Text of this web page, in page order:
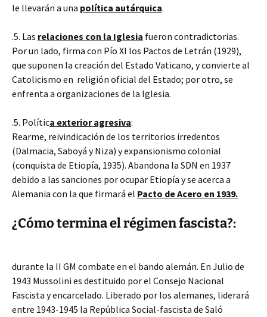
le llevarán a una política autárquica.
.5. Las relaciones con la Iglesia fueron contradictorias.
Por un lado, firma con Pío XI los Pactos de Letrán (1929),
que suponen la creación del Estado Vaticano, y convierte al
Catolicismo en religión oficial del Estado; por otro, se
enfrenta a organizaciones de la Iglesia.
.5. Política exterior agresiva:
Rearme, reivindicación de los territorios irredentos
(Dalmacia, Saboyá y Niza) y expansionismo colonial
(conquista de Etiopía, 1935). Abandona la SDN en 1937
debido a las sanciones por ocupar Etiopía y se acerca a
Alemania con la que firmará el Pacto de Acero en 1939.
¿Cómo termina el régimen fascista?:
durante la II GM combate en el bando alemán. En Julio de
1943 Mussolini es destituido por el Consejo Nacional
Fascista y encarcelado. Liberado por los alemanes, liderará
entre 1943-1945 la República Social-fascista de Saló